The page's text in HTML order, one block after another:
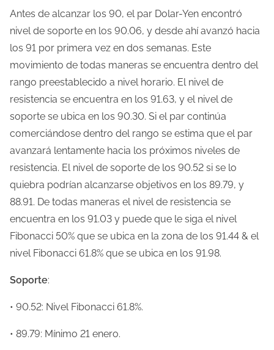
Antes de alcanzar los 90, el par Dolar-Yen encontró
nivel de soporte en los 90.06, y desde ahí avanzó hacia
los 91 por primera vez en dos semanas. Este
movimiento de todas maneras se encuentra dentro del
rango preestablecido a nivel horario. El nivel de
resistencia se encuentra en los 91.63, y el nivel de
soporte se ubica en los 90.30. Si el par continúa
comerciándose dentro del rango se estima que el par
avanzará lentamente hacia los próximos niveles de
resistencia. El nivel de soporte de los 90.52 si se lo
quiebra podrían alcanzarse objetivos en los 89.79, y
88.91. De todas maneras el nivel de resistencia se
encuentra en los 91.03 y puede que le siga el nivel
Fibonacci 50% que se ubica en la zona de los 91.44 & el
nivel Fibonacci 61.8% que se ubica en los 91.98.
Soporte:
• 90.52: Nivel Fibonacci 61.8%.
• 89.79: Mínimo 21 enero.